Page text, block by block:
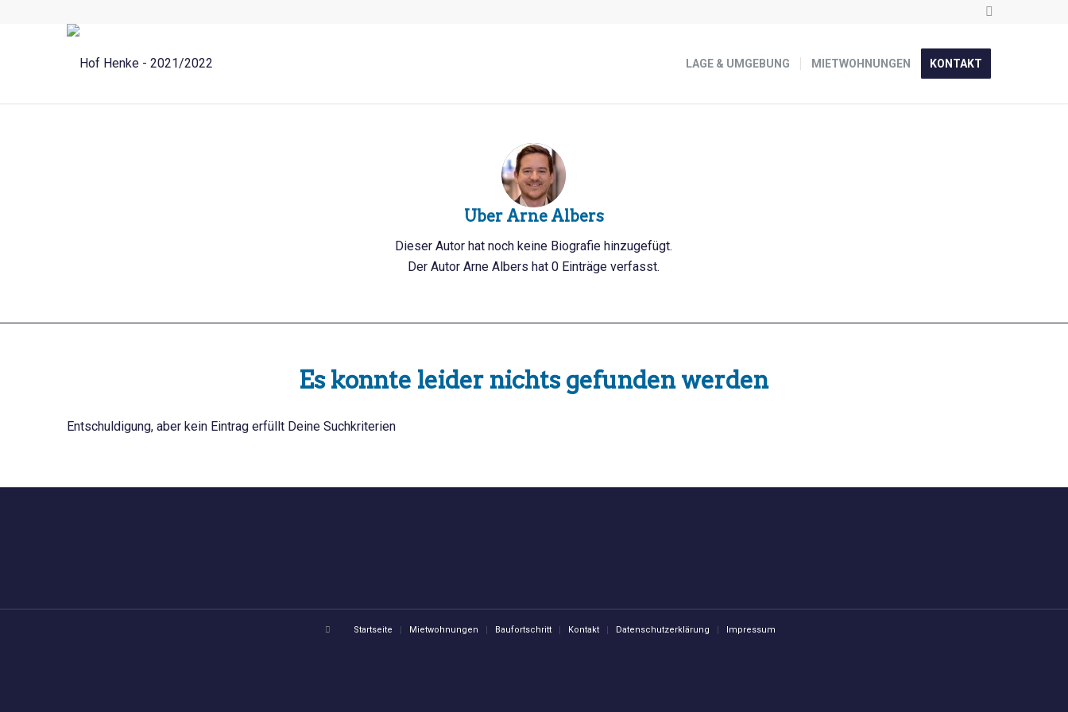
LAGE & UMGEBUNG MIETWOHNUNGEN KONTAKT
Über Arne Albers
Dieser Autor hat noch keine Biografie hinzugefügt.
Der AutorArne Albers hat 0 Einträge verfasst.
Es konnte leider nichts gefunden werden
Entschuldigung, aber kein Eintrag erfüllt Deine Suchkriterien
Startseite Mietwohnungen Baufortschritt Kontakt Datenschutzerklärung Impressum